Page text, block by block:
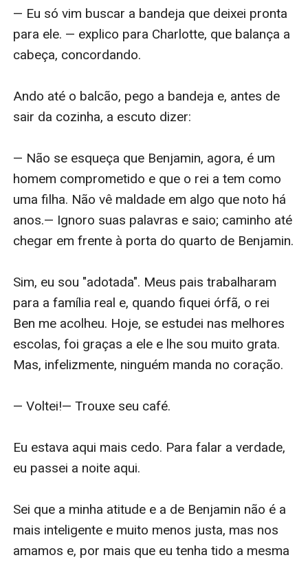
— Eu só vim buscar a bandeja que deixei pronta
para ele. — explico para Charlotte, que balança a
cabeça, concordando.
Ando até o balcão, pego a bandeja e, antes de
sair da cozinha, a escuto dizer:
— Não se esqueça que Benjamin, agora, é um
homem comprometido e que o rei a tem como
uma filha. Não vê maldade em algo que noto há
anos.— Ignoro suas palavras e saio; caminho até
chegar em frente à porta do quarto de Benjamin.
Sim, eu sou "adotada". Meus pais trabalharam
para a família real e, quando fiquei órfã, o rei
Ben me acolheu. Hoje, se estudei nas melhores
escolas, foi graças a ele e lhe sou muito grata.
Mas, infelizmente, ninguém manda no coração.
— Voltei!— Trouxe seu café.
Eu estava aqui mais cedo. Para falar a verdade,
eu passei a noite aqui.
Sei que a minha atitude e a de Benjamin não é a
mais inteligente e muito menos justa, mas nos
amamos e, por mais que eu tenha tido a mesma